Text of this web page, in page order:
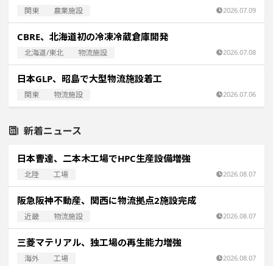
関東 農業施設 2026.07.09
CBRE、北海道初の冷凍冷蔵倉庫開発
北海道/東北 物流施設 2026.07.08
日本GLP、昭島で大型物流施設着工
関東 物流施設 2026.07.06
新着ニュース
日本曹達、二本木工場でHPC生産設備増強
北陸 工場 2026.08.07
阪急阪神不動産、関西に物流拠点2施設完成
近畿 物流施設 2026.08.07
三菱マテリアル、独工場の再生能力増強
海外 工場 2026.08.07